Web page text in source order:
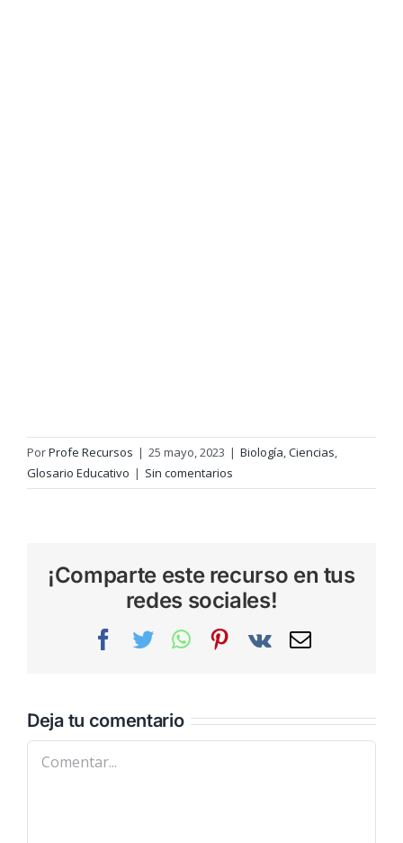
PorProfe Recursos | 25 mayo, 2023 | Biología,Ciencias,
Glosario Educativo | Sin comentarios
¡Comparte este recurso en tus
redes sociales!
Facebook
TwitterWhatsAppPinterest
Vk
Correo
Deja tu comentario
Comentar